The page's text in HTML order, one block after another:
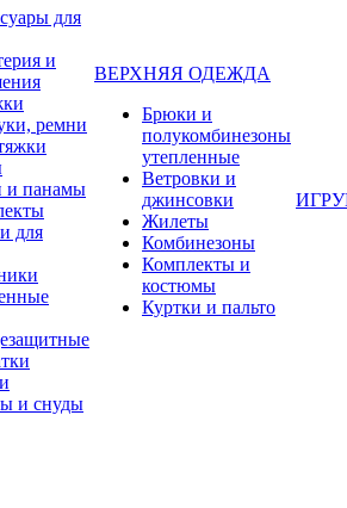
для
и
ремни
и панамы
для
и снуды
ВЕРХНЯЯ ОДЕЖДА
Брюки и
полукомбинезоны
утепленные
Ветровки и
джинсовки
Жилеты
Комбинезоны
Комплекты и
костюмы
Куртки и пальто